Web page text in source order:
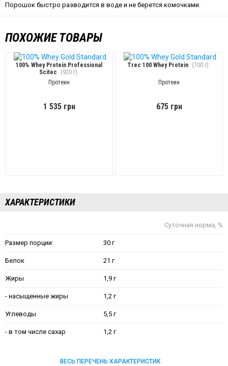
Порошок быстро разводится в воде и не берется комочками.
ПОХОЖИЕ ТОВАРЫ
100% Whey Protein Professional
Scitec
(920 г)
Протеин
1 535 грн
Trec 100 Whey Protein (700 г)
Протеин
675 грн
ХАРАКТЕРИСТИКИ
Суточная норма, %
Размер порции: 30 г
Белок 21 г
Жиры 1,9 г
- насыщенные жиры 1,2 г
Углеводы 5,5 г
- в том числе сахар 1,2 г
ВЕСЬ ПЕРЕЧЕНЬ ХАРАКТЕРИСТИК